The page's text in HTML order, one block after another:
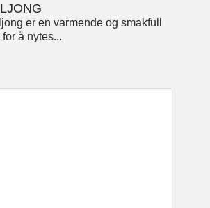
er en varmende og smakfull
å nytes...